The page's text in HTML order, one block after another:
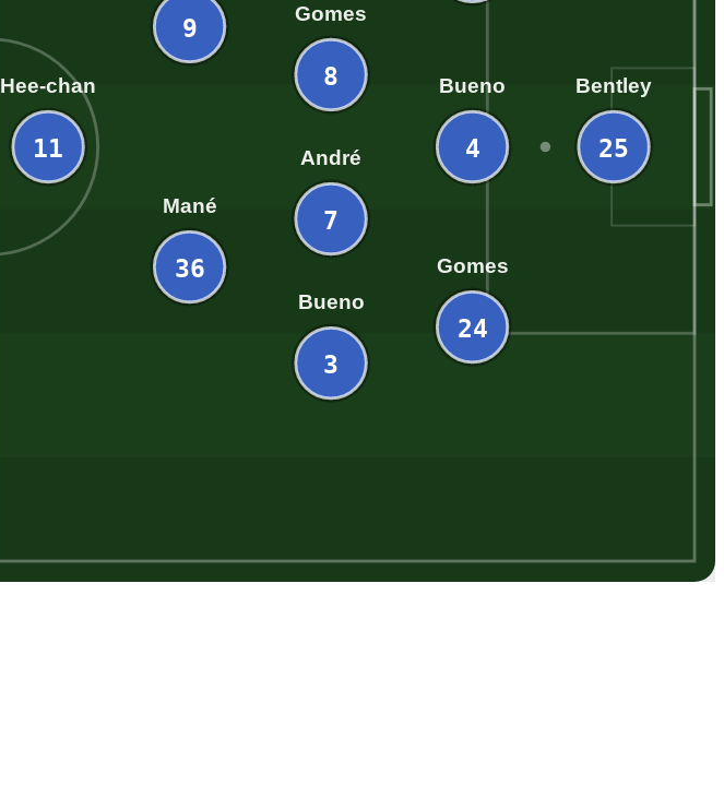
25
Bentley
4
Bueno
24
Gomes
8
Gomes
7
André
3
Bueno
9
36
Mané
11
Hee-chan